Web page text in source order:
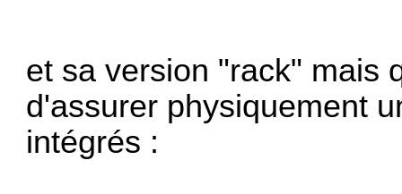
et sa version "rack" mais
d'assurer physiquement
intégrés :